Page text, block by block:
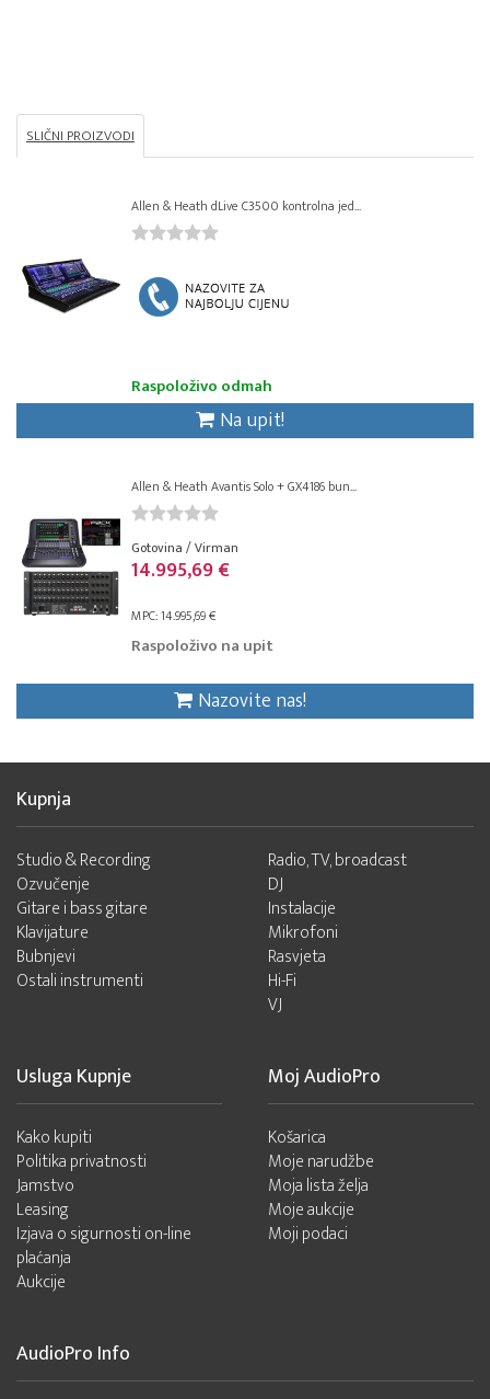
SLIČNI PROIZVODI
Allen & Heath dLive C3500 kontrolna jed...
Raspoloživo odmah
Na upit!
Allen & Heath Avantis Solo + GX4186 bun...
Gotovina / Virman
14.995,69 €
MPC: 14.995,69 €
Raspoloživo na upit
Nazovite nas!
Kupnja
Studio & Recording
Ozvučenje
Gitare i bass gitare
Klavijature
Bubnjevi
Ostali instrumenti
Radio, TV, broadcast
DJ
Instalacije
Mikrofoni
Rasvjeta
Hi-Fi
VJ
Usluga Kupnje
Kako kupiti
Politika privatnosti
Jamstvo
Leasing
Izjava o sigurnosti on-line
plaćanja
Aukcije
Moj AudioPro
Košarica
Moje narudžbe
Moja lista želja
Moje aukcije
Moji podaci
AudioPro Info